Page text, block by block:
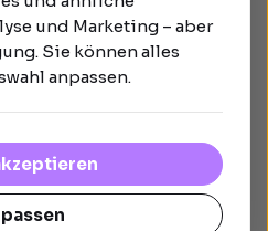
und Marketing – aber
Sie können alles
anpassen.